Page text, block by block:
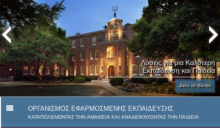
Λύσεις για μια Καλύτερη
Εκπαίδευση και Παιδεία
Δείτε το Βίντεο
ΟΡΓΑΝΙΣΜΟΣ ΕΦΑΡΜΟΣΜΕΝΗΣ ΕΚΠΑΙΔΕΥΣΗΣ
ΚΑΤΑΠΟΛΕΜΩΝΤΑΣ ΤΗΝ ΑΜΑΘΕΙΑ ΚΑΙ ΑΝΑΔΕΙΚΝΥΟΝΤΑΣ ΤΗΝ ΠΑΙΔΕΙΑ